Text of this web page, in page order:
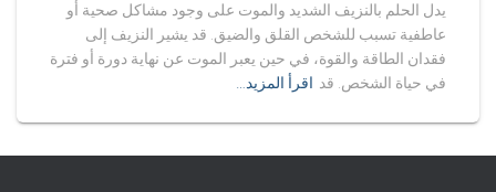
يدل الحلم بالنزيف الشديد والموت على وجود مشاكل صحية أو
عاطفية تسبب للشخص القلق والضيق. قد يشير النزيف إلى
فقدان الطاقة والقوة، في حين يعبر الموت عن نهاية دورة أو فترة
في حياة الشخص. قد اقرأ المزيد…